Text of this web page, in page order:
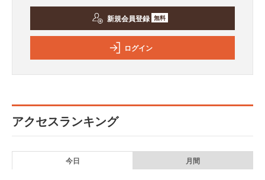
新規会員登録 無料
ログイン
アクセスランキング
今日 月間